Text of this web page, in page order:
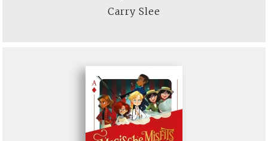
Carry Slee